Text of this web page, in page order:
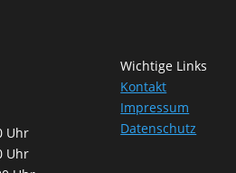
Uhr
Uhr
Wichtige Links
Kontakt
Impressum
Datenschutz